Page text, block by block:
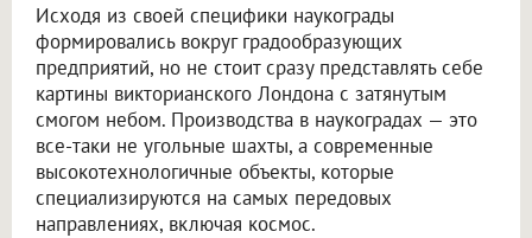
Исходя из своей специфики наукограды
формировались вокруг градообразующих
предприятий, но не стоит сразу представлять себе
картины викторианского Лондона с затянутым
смогом небом. Производства в наукоградах — это
все-таки не угольные шахты, а современные
высокотехнологичные объекты, которые
специализируются на самых передовых
направлениях, включая космос.